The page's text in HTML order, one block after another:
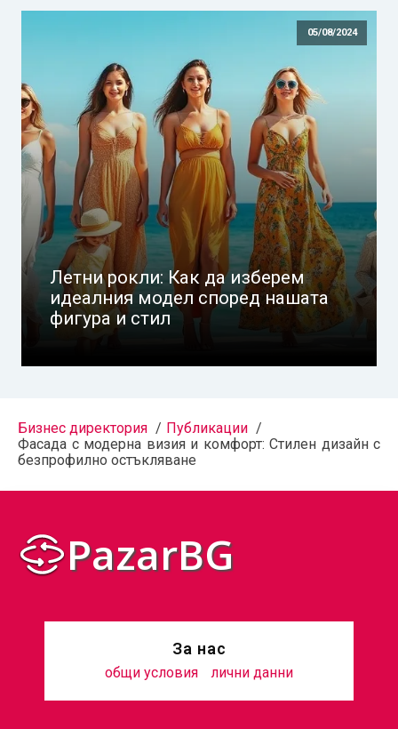
05/08/2024
Летни рокли: Как да изберем
идеалния модел според нашата
фигура и стил
Бизнес директория
Публикации
Фасада с модерна визия и комфорт: Стилен дизайн с
безпрофилно остъкляване
PazarBG
За нас
общи условия лични данни